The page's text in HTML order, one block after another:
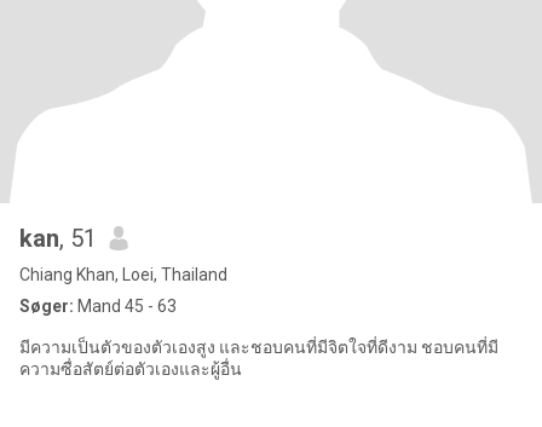
kan, 51
Chiang Khan, Loei, Thailand
Søger: Mand 45 - 63
มีความเป็นตัวของตัวเองสูง และชอบคนที่มีจิตใจที่ดีงาม ชอบคนที่มี
ความซื่อสัตย์ต่อตัวเองและผู้อื่น